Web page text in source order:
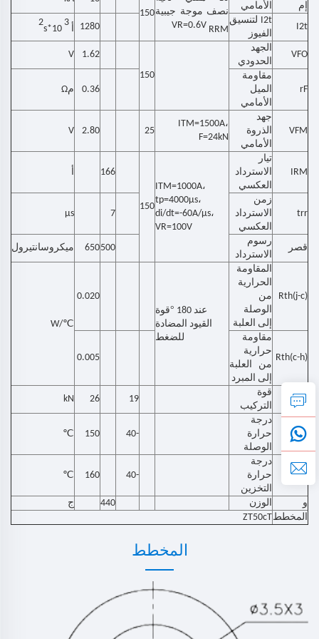
إم الأمامي
نصف موجة جيبية
VR=0.6V RRM
150
I2t
I2t لتنسيق
الفيوز
1280
2
s*10
3
VFO
الجهد
الحدودي
150
1.62
V
rF
مقاومة
الميل
الأمامي
0.36 مΩ
VFM
جهد
الذروة
الأمامي
ITM=1500A،
F=24kN
25
2.80
V
IRM
تيار
الاسترداد
العكسي
ITM=1000A،
tp=4000μs،
di/dt=-60A/μs،
VR=100V
150
166 أ
trr
زمن
الاسترداد
العكسي
7
μs
قصر
رسوم
الاسترداد
500
650 ميكروسانتيرول
Rth(j-c)
المقاومة
الحرارية
من
الوصلة
إلى العلبة
عند 180 °قوة
القيود المضادة
للضغط
0.020
℃
/W
Rth(c-h)
مقاومة
حرارية
من العلبة
إلى المبرد
0.005
فم
قوة
التركيب
19
26
kN
تيفي
درجة
حرارة
الوصلة
-40
150
℃
TSTG
درجة
حرارة
التخزين
-40
160
℃
و الوزن 440
ج
المخططZT50cT
المخطط